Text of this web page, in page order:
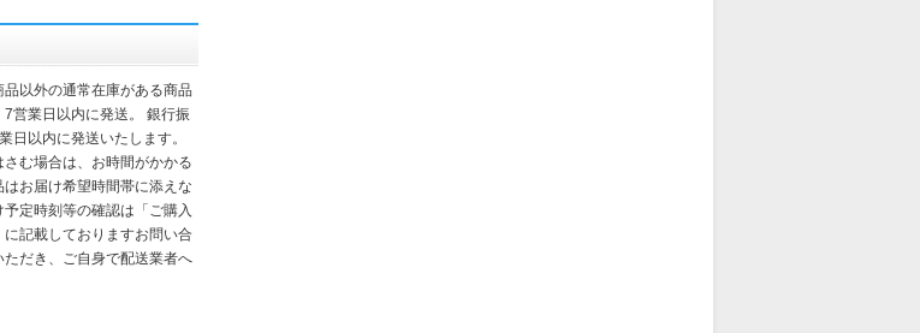
以外の通常在庫がある商品
営業日以内に発送。 銀行振
日以内に発送いたします。
む場合は、お時間がかかる
お届け希望時間帯に添えな
定時刻等の確認は「ご購入
記載しておりますお問い合
だき、ご自身で配送業者へ